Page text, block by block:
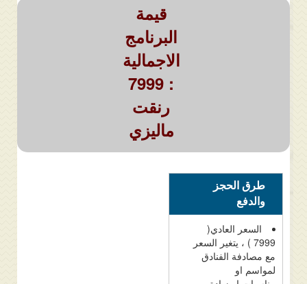
قيمة
البرنامج
الاجمالية
: 7999
رنقت
ماليزي
طرق الحجز
والدفع
السعر العادي(
7999 ) ، يتغير السعر
مع مصادفة الفنادق
لمواسم او